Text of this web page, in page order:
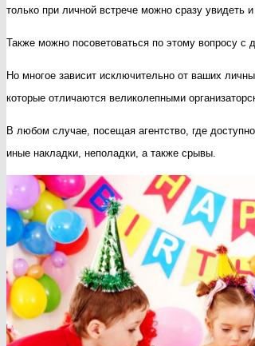
только при личной встрече можно сразу увидеть
Также можно посоветоваться по этому вопросу с
Но многое зависит исключительно от ваших
которые отличаются великолепными
В любом случае, посещая агентство, где
иные накладки, неполадки, а также срывы.